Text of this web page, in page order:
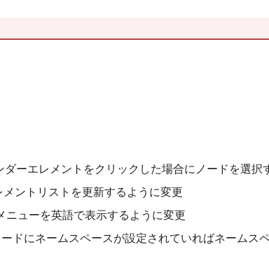
ーエレメントをクリックした場合にノードを選択
ントリストを更新するように変更
ニューを英語で表示するように変更
ドにネームスペースが設定されていればネームス